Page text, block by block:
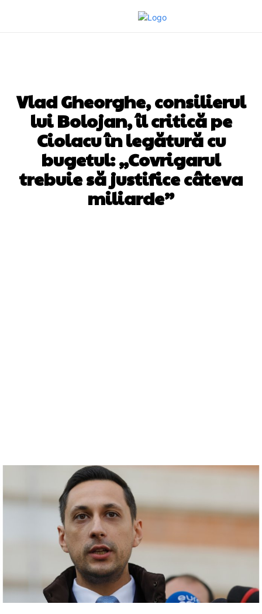
Vlad Gheorghe, consilierul
lui Bolojan, îl critică pe
Ciolacu în legătură cu
bugetul: „Covrigarul
trebuie să justifice câteva
miliarde”